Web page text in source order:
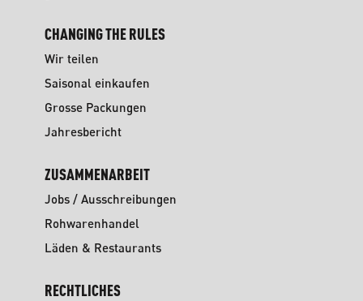
CHANGING THE RULES
Wir teilen
Saisonal einkaufen
Grosse Packungen
Jahresbericht
ZUSAMMENARBEIT
Jobs / Ausschreibungen
Rohwarenhandel
Läden & Restaurants
RECHTLICHES